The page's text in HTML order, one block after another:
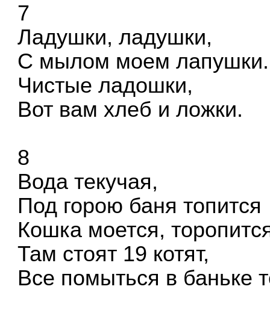
7
Ладушки, ладушки,
С мылом моем лапушки.
Чистые ладошки,
Вот вам хлеб и ложки.
8
Вода текучая,
Под горою баня топится
Кошка моется,
Там стоят 19 котят,
Все помыться в баньке